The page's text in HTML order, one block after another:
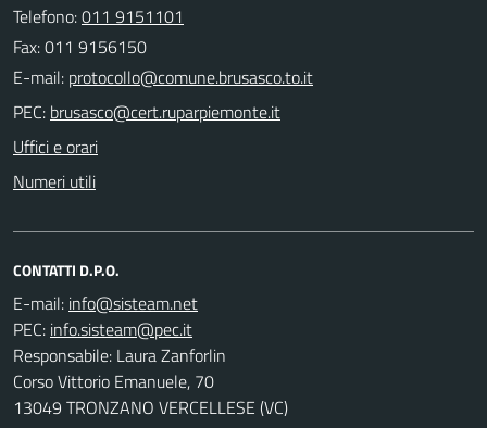
Telefono:011 9151101
Fax: 011 9156150
E-mail:
PEC:
Uffici e orari
Numeri utili
CONTATTI D.P.O.
E-mail:
PEC:
Responsabile: Laura Zanforlin
Corso Vittorio Emanuele, 70
13049 TRONZANO VERCELLESE (VC)